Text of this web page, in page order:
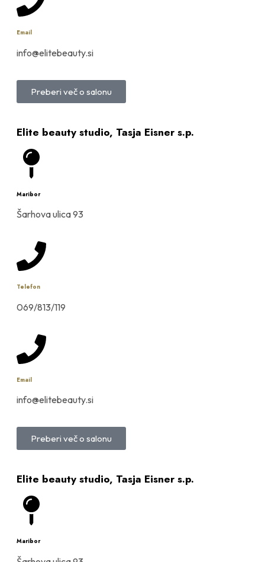
Email
info@elitebeauty.si
Preberi več o salonu
Elite beauty studio, Tasja Eisner s.p.
Maribor
Elite beauty studio, Tasja Eisner s.p.
Maribor
Šarhova ulica 93
Telefon
069/813/119
Email
info@elitebeauty.si
Preberi več o salonu